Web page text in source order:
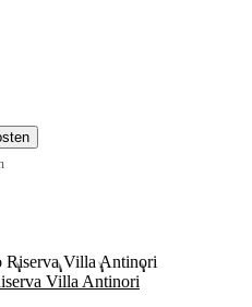
Villa Antinori